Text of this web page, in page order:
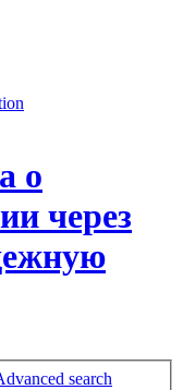
о
через
search